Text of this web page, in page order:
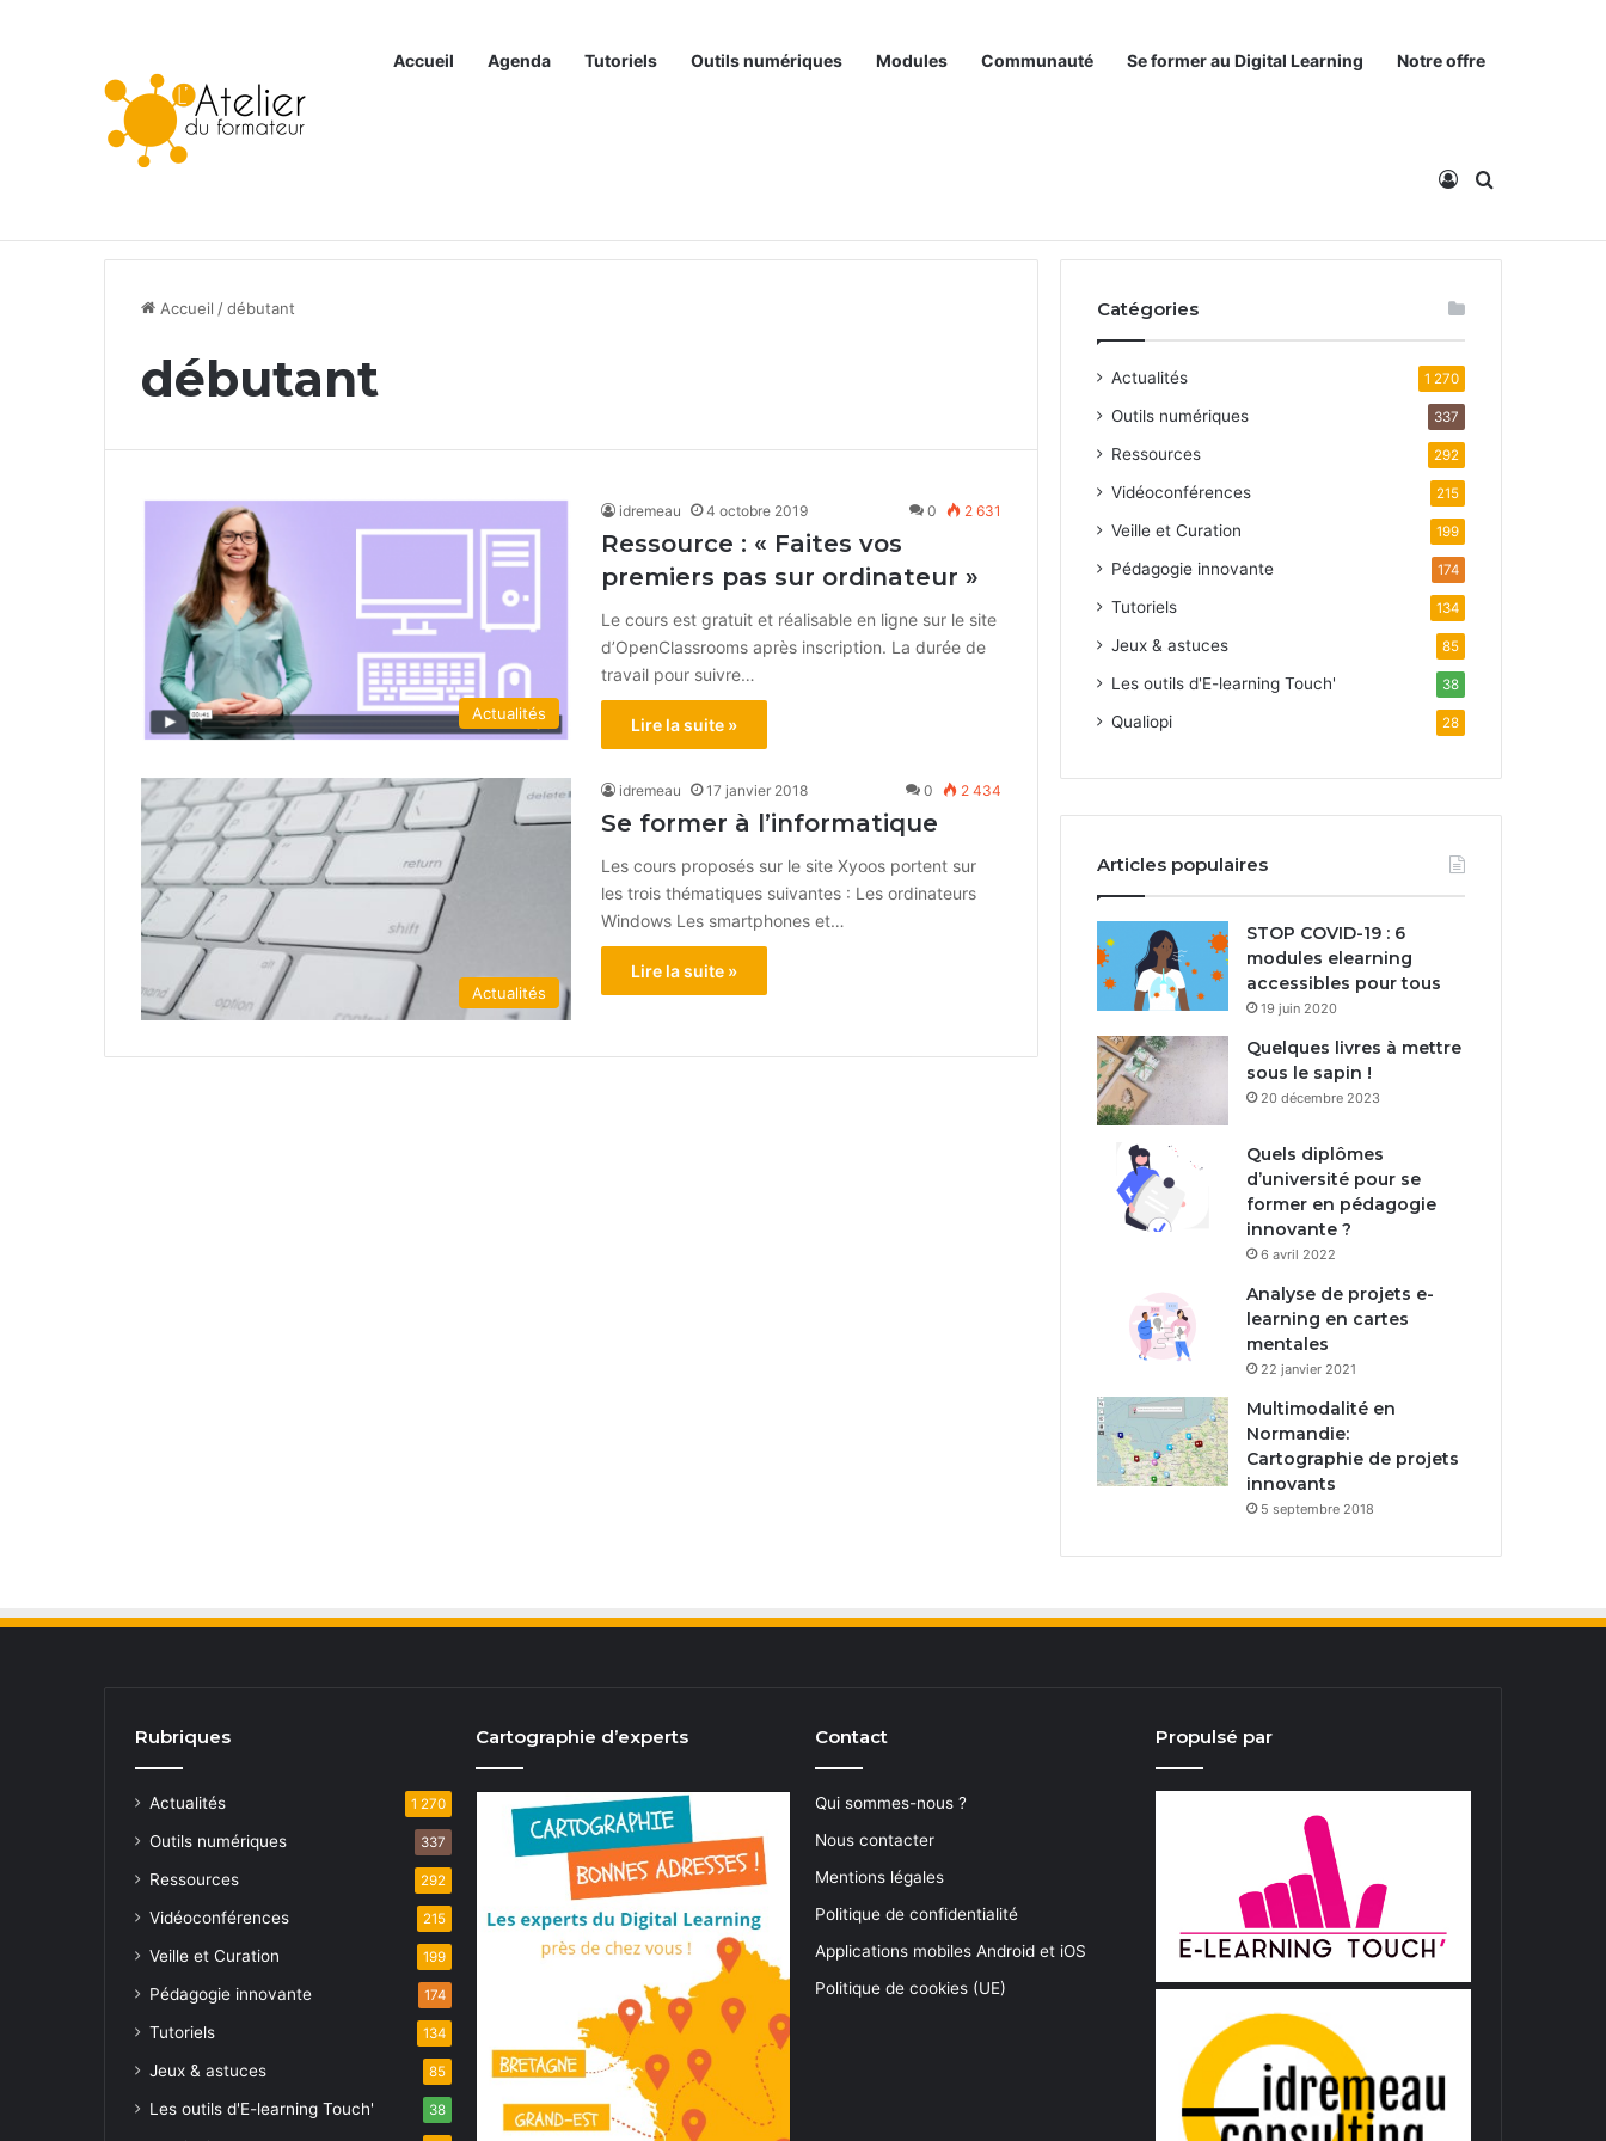
Accueil Agenda Tutoriels Outils numériques Modules Communauté Se former au Digital Learning Notre offre
Connexion
Rechercher
Accueil /débutant
débutant
Actualités
idremeau 4 octobre 2019 0 2 631
Ressource : « Faites vos
premiers pas sur ordinateur »
Le cours est gratuit et réalisable en ligne sur le site
d’OpenClassrooms après inscription. La durée de
travail pour suivre…
Lire la suite »
Actualités
idremeau 17 janvier 2018 0 2 434
Se former à l’informatique
Les cours proposés sur le site Xyoos portent sur
les trois thématiques suivantes : Les ordinateurs
Windows Les smartphones et…
Lire la suite »
Catégories
Actualités 1 270
Outils numériques 337
Ressources 292
Vidéoconférences 215
Veille et Curation 199
Pédagogie innovante 174
Tutoriels 134
Jeux & astuces 85
Les outils d'E-learning Touch' 38
Qualiopi 28
Articles populaires
STOP COVID-19 : 6
modules elearning
accessibles pour tous
19 juin 2020
Quelques livres à mettre
sous le sapin !
20 décembre 2023
Quels diplômes
d’université pour se
former en pédagogie
innovante ?
6 avril 2022
Analyse de projets e-
learning en cartes
mentales
22 janvier 2021
Multimodalité en
Normandie:
Cartographie de projets
innovants
5 septembre 2018
Rubriques
Actualités 1 270
Outils numériques 337
Ressources 292
Vidéoconférences 215
Veille et Curation 199
Pédagogie innovante 174
Tutoriels 134
Jeux & astuces 85
Les outils d'E-learning Touch' 38
Cartographie d’experts Contact
Qui sommes-nous ?
Nous contacter
Mentions légales
Politique de confidentialité
Applications mobiles Android et iOS
Politique de cookies (UE)
Propulsé par